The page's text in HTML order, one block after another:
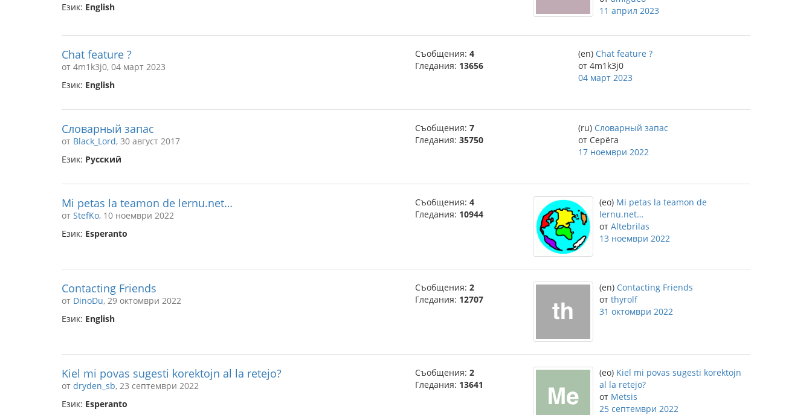
Език: English
11 април 2023
Chat feature ?
от 4m1k3j0, 04 март 2023
Език: English
Съобщения: 4
Гледания: 13656
(en) Chat feature ?
от 4m1k3j0
04 март 2023
Словарный запас
от Black_Lord, 30 август 2017
Език: Русский
Съобщения: 7
Гледания: 35750
(ru) Словарный запас
от Серёга
17 ноември 2022
Mi petas la teamon de lernu.net…
от StefKo, 10 ноември 2022
Език: Esperanto
Съобщения: 4
Гледания: 10944
(eo) Mi petas la teamon de
lernu.net…
от Altebrilas
13 ноември 2022
Contacting Friends
от DinoDu, 29 октомври 2022
Език: English
Съобщения: 2
Гледания: 12707
(en) Contacting Friends
от thyrolf
31 октомври 2022
Kiel mi povas sugesti korektojn al la retejo?
от dryden_sb, 23 септември 2022
Език: Esperanto
Съобщения: 2
Гледания: 13641
(eo) Kiel mi povas sugesti korektojn
al la retejo?
от Metsis
25 септември 2022